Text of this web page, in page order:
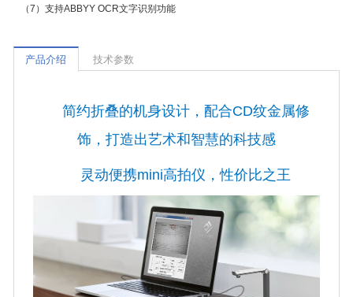
（7）支持ABBYY OCR文字识别功能
产品介绍 技术参数
简约折叠的机身设计，配合CD纹金属修
饰，打造出艺术和智慧的科技感
灵动便携mini高拍仪，性价比之王